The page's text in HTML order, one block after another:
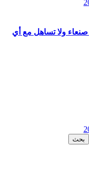
ولا تساهل مع أي